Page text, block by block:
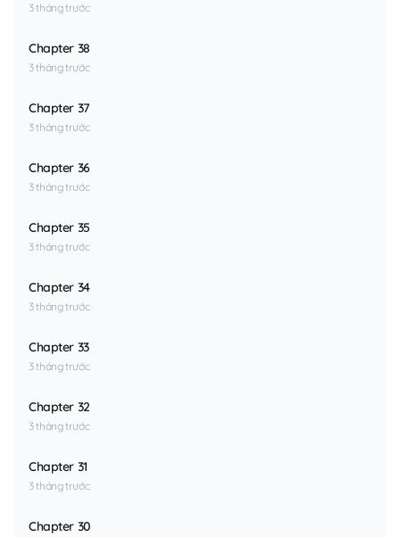
3 tháng trước
Chapter 38
3 tháng trước
Chapter 37
3 tháng trước
Chapter 36
3 tháng trước
Chapter 35
3 tháng trước
Chapter 34
3 tháng trước
Chapter 33
3 tháng trước
Chapter 32
3 tháng trước
Chapter 31
3 tháng trước
Chapter 30